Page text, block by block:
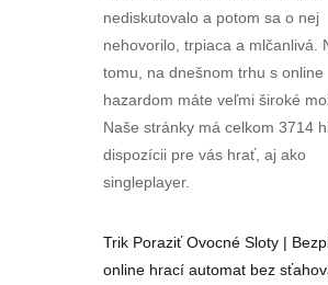
nediskutovalo a potom sa o nej
nehovorilo, trpiaca a mlčanlivá.
tomu, na dnešnom trhu s online
hazardom máte veľmi široké
Naše stránky má celkom 3714
dispozícii pre vás hrať, aj ako
singleplayer.
Trik Poraziť Ovocné Sloty |
online hrací automat bez